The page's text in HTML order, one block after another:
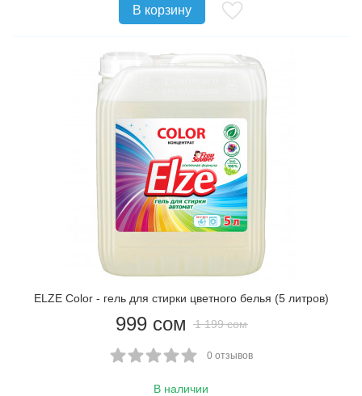
В корзину
ELZE Color - гель для стирки цветного белья (5 литров)
999 сом 1 199 сом
0 отзывов
В наличии